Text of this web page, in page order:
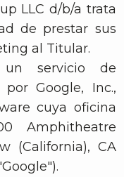
LLC d/b/a trata
de prestar sus
al Titular.
servicio de
Google, Inc.,
cuya oficina
Amphitheatre
(California), CA